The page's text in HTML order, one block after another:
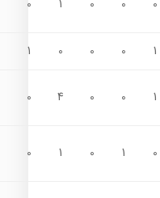
0
0
0
1
0
1
0
0
0
1
1
0
0
4
0
0
1
0
1
0